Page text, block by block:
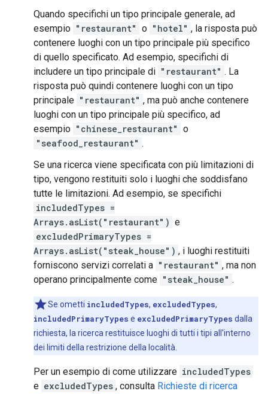
Quando specifichi un tipo principale generale, ad
esempio "restaurant" o "hotel" , la risposta può
contenere luoghi con un tipo principale più specifico
di quello specificato. Ad esempio, specifichi di
includere un tipo principale di "restaurant" . La
risposta può quindi contenere luoghi con un tipo
principale "restaurant" , ma può anche contenere
luoghi con un tipo principale più specifico, ad
esempio "chinese_restaurant" o
"seafood_restaurant" .
Se una ricerca viene specificata con più limitazioni di
tipo, vengono restituiti solo i luoghi che soddisfano
tutte le limitazioni. Ad esempio, se specifichi
includedTypes =
Arrays.asList("restaurant") e
excludedPrimaryTypes =
Arrays.asList("steak_house") , i luoghi restituiti
forniscono servizi correlati a "restaurant" , ma non
operano principalmente come "steak_house" .
Se ometti includedTypes, excludedTypes,
includedPrimaryTypes e excludedPrimaryTypes dalla
richiesta, la ricerca restituisce luoghi di tutti i tipi all'interno
dei limiti della restrizione della località.
Per un esempio di come utilizzare includedTypes
e excludedTypes , consulta Richieste di ricerca